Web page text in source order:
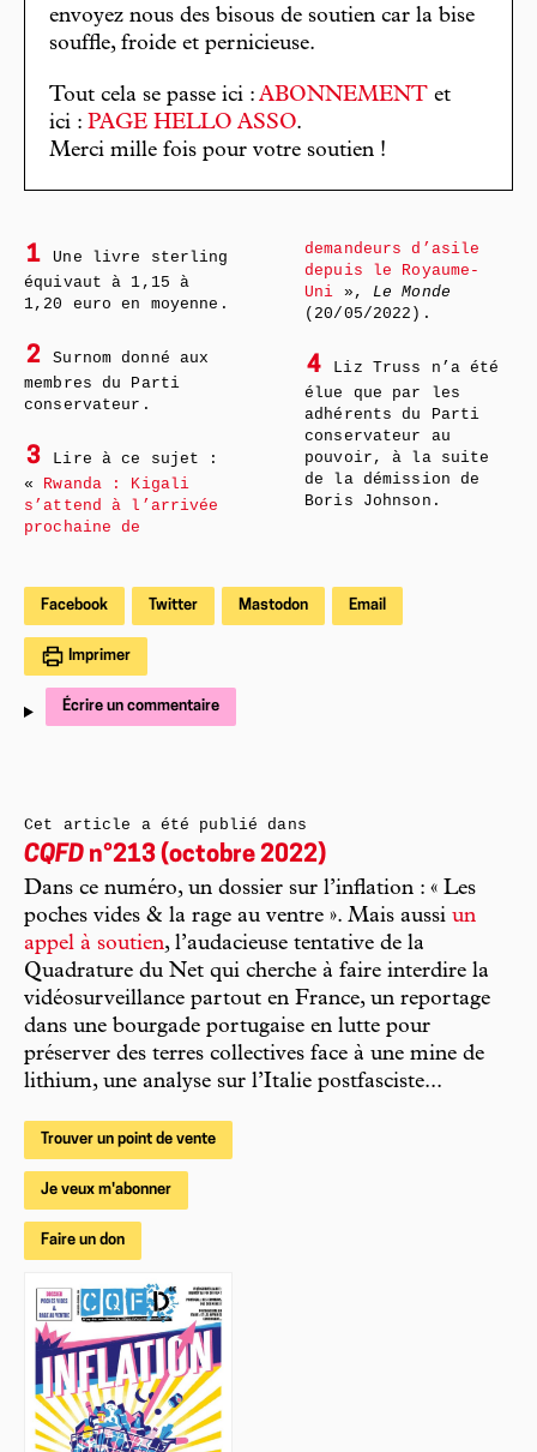
envoyez nous des bisous de soutien car la bise
souffle, froide et pernicieuse.
Tout cela se passe ici : ABONNEMENT et
ici : PAGE HELLO ASSO.
Merci mille fois pour votre soutien !
1
Une livre sterling
équivaut à 1,15 à
1,20 euro en moyenne.
2
Surnom donné aux
membres du Parti
conservateur.
3
Lire à ce sujet :
« Rwanda : Kigali
s’attend à l’arrivée
prochaine de
demandeurs d’asile
depuis le Royaume-
Uni », Le Monde
(20/05/2022).
4
Liz Truss n’a été
élue que par les
adhérents du Parti
conservateur au
pouvoir, à la suite
de la démission de
Boris Johnson.
Facebook Twitter Mastodon Email
Imprimer
Écrire un commentaire
Cet article a été publié dans
CQFD n°213 (octobre 2022)
Dans ce numéro, un dossier sur l’inflation : « Les
poches vides & la rage au ventre ». Mais aussi un
appel à soutien, l’audacieuse tentative de la
Quadrature du Net qui cherche à faire interdire la
vidéosurveillance partout en France, un reportage
dans une bourgade portugaise en lutte pour
préserver des terres collectives face à une mine de
lithium, une analyse sur l’Italie postfasciste...
Trouver un point de vente
Je veux m'abonner
Faire un don